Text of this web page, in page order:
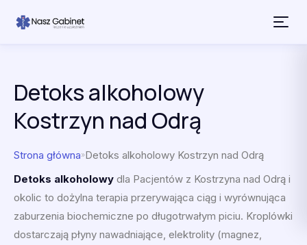
Detoks alkoholowy
Kostrzyn nad Odrą
Strona główna»Detoks alkoholowy Kostrzyn nad Odrą
Detoks alkoholowy dla Pacjentów z Kostrzyna nad Odrą i
okolic to dożylna terapia przerywająca ciąg i wyrównująca
zaburzenia biochemiczne po długotrwałym piciu. Kroplówki
dostarczają płyny nawadniające, elektrolity (magnez,